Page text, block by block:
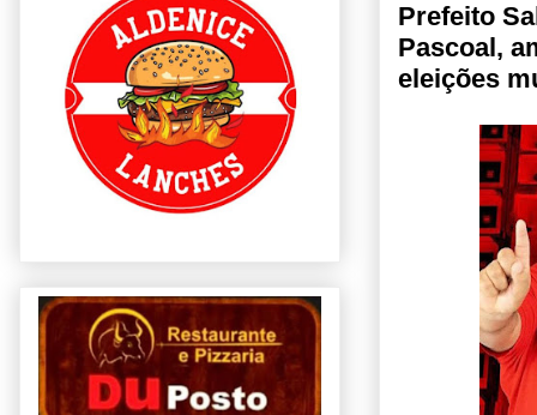
Prefeito
Pascoal,
eleições